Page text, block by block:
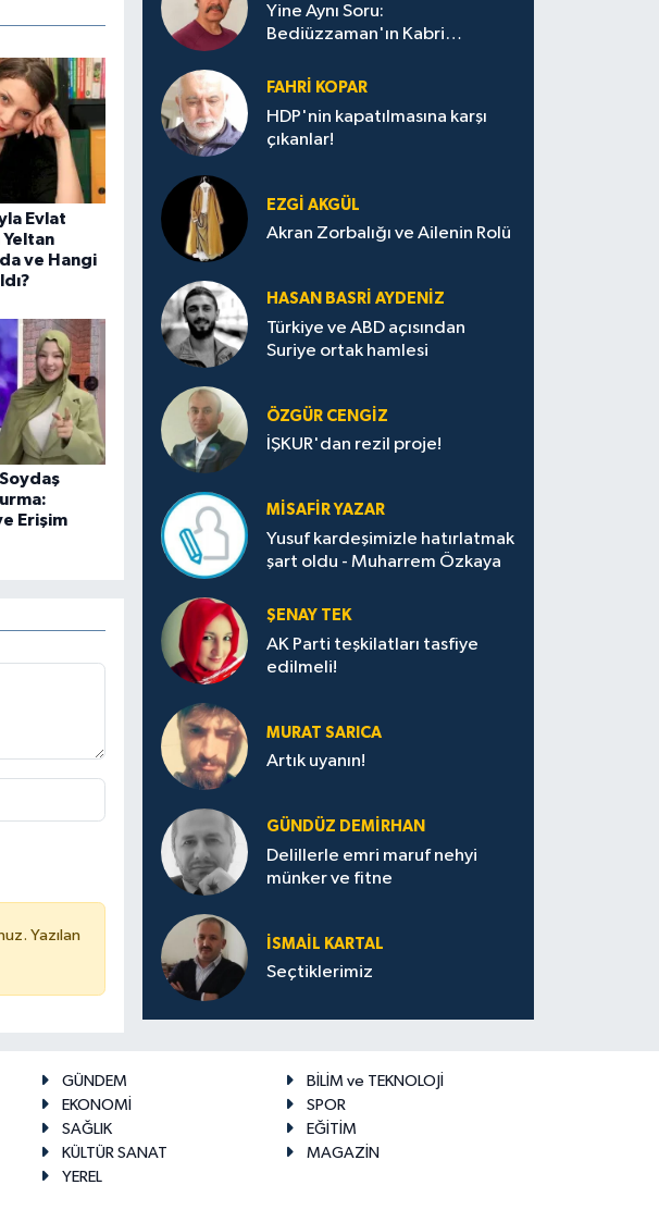
Evlat
ve Hangi
Erişim
Yazılan
Yine Aynı Soru:
Bediüzzaman'ın Kabri
FAHRI KOPAR
HDP'nin kapatılmasına karşı
çıkanlar!
EZGI AKGÜL
Akran Zorbalığı ve Ailenin Rolü
HASAN BASRI AYDENIZ
Türkiye ve ABD açısından
Suriye ortak hamlesi
ÖZGÜR CENGIZ
İŞKUR'dan rezil proje!
MISAFIR YAZAR
Yusuf kardeşimizle hatırlatmak
şart oldu - Muharrem Özkaya
ŞENAY TEK
AK Parti teşkilatları tasfiye
edilmeli!
MURAT SARICA
Artık uyanın!
GÜNDÜZ DEMIRHAN
Delillerle emri maruf nehyi
münker ve fitne
İSMAIL KARTAL
Seçtiklerimiz
GÜNDEM
BİLİM ve TEKNOLOJİ
EKONOMİ
SPOR
SAĞLIK
EĞİTİM
KÜLTÜR SANAT
MAGAZİN
YEREL